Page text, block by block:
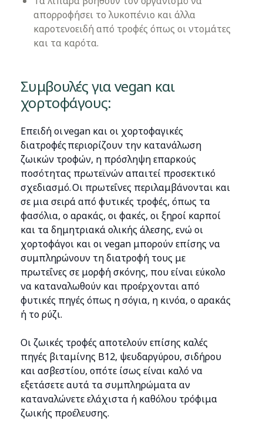
απορροφήσει το λυκοπένιο και άλλα
καροτενοειδή από τροφές όπως οι ντομάτες
και τα καρότα.
Συμβουλές για vegan και
χορτοφάγους:
Επειδή οι vegan και οι χορτοφαγικές
διατροφές περιορίζουν την κατανάλωση
ζωικών τροφών, η πρόσληψη επαρκούς
ποσότητας πρωτεϊνών απαιτεί προσεκτικό
σχεδιασμό. Οι πρωτεΐνες περιλαμβάνονται και
σε μια σειρά από φυτικές τροφές, όπως τα
φασόλια, ο αρακάς, οι φακές, οι ξηροί καρποί
και τα δημητριακά ολικής άλεσης, ενώ οι
χορτοφάγοι και οι vegan μπορούν επίσης να
συμπληρώνουν τη διατροφή τους με
πρωτεΐνες σε μορφή σκόνης, που είναι εύκολο
να καταναλωθούν και προέρχονται από
φυτικές πηγές όπως η σόγια, η κινόα, ο αρακάς
ή το ρύζι.
Οι ζωικές τροφές αποτελούν επίσης καλές
πηγές βιταμίνης Β12, ψευδαργύρου, σιδήρου
και ασβεστίου, οπότε ίσως είναι καλό να
εξετάσετε αυτά τα συμπληρώματα αν
καταναλώνετε ελάχιστα ή καθόλου τρόφιμα
ζωικής προέλευσης.